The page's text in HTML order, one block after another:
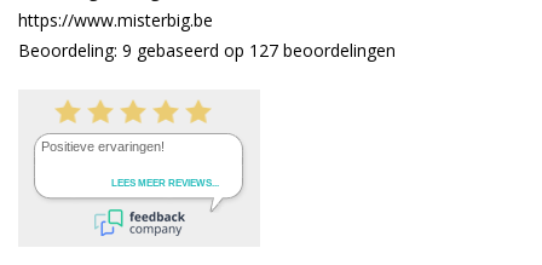
https://www.misterbig.be
Beoordeling: 9 gebaseerd op 127 beoordelingen